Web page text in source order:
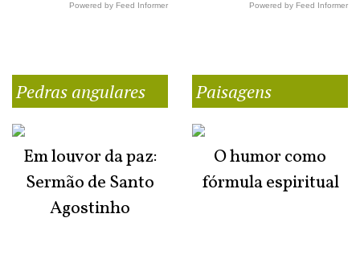
Powered by Feed Informer Powered by Feed Informer
Pedras angulares
Em louvor da paz:
Sermão de Santo
Agostinho
Paisagens
O humor como
fórmula espiritual